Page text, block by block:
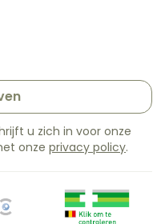
u zich in voor onze
onze privacy policy.